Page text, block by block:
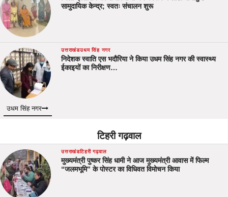
सामुदायिक केन्द्र; स्वतः संचालन शुरू
उत्तराखंडउधम सिंह नगर
निदेशक स्वाति एस भदौरिया ने किया उधम सिंह नगर की स्वास्थ्य
ईकाइयों का निरीक्षण…
उधम सिंह नगर
टिहरी गढ़वाल
उत्तराखंडटिहरी गढ़वाल
मुख्यमंत्री पुष्कर सिंह धामी ने आज मुख्यमंत्री आवास में फिल्म
“जलमभूमि” के पोस्टर का विधिवत विमोचन किया